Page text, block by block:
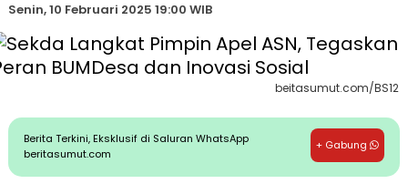
Senin, 10 Februari 2025 19:00 WIB
beitasumut.com/BS12
Berita Terkini, Eksklusif di Saluran WhatsApp
beritasumut.com
+ Gabung